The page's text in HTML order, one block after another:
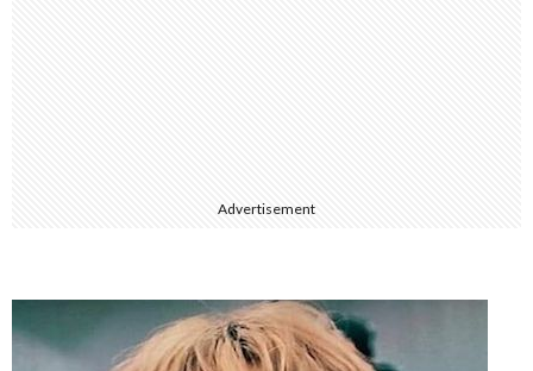
Advertisement